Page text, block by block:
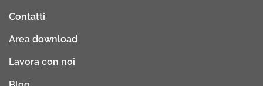
Contatti
Area download
Lavora con noi